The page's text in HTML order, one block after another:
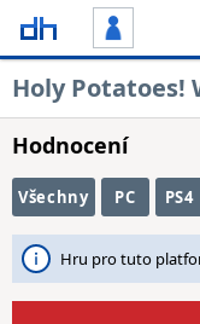
Holy Potatoes!
Hodnocení
Všechny PC PS4
Hru pro tuto